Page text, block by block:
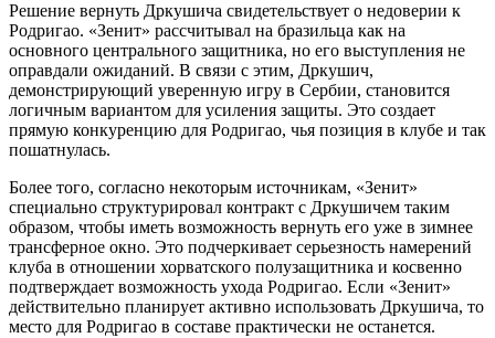
Решение вернуть Дркушича свидетельствует о недоверии к
Родригао. «Зенит» рассчитывал на бразильца как на
основного центрального защитника, но его выступления не
оправдали ожиданий. В связи с этим, Дркушич,
демонстрирующий уверенную игру в Сербии, становится
логичным вариантом для усиления защиты. Это создает
прямую конкуренцию для Родригао, чья позиция в клубе и так
пошатнулась.
Более того, согласно некоторым источникам, «Зенит»
специально структурировал контракт с Дркушичем таким
образом, чтобы иметь возможность вернуть его уже в зимнее
трансферное окно. Это подчеркивает серьезность намерений
клуба в отношении хорватского полузащитника и косвенно
подтверждает возможность ухода Родригао. Если «Зенит»
действительно планирует активно использовать Дркушича, то
место для Родригао в составе практически не останется.